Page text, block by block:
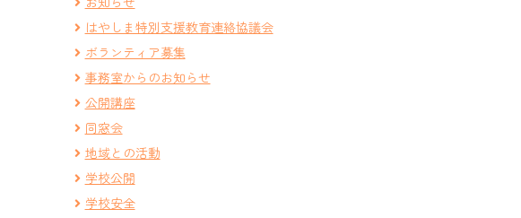
はやしま特別支援教育連絡協議会
ボランティア募集
事務室からのお知らせ
公開講座
同窓会
地域との活動
学校公開
学校安全